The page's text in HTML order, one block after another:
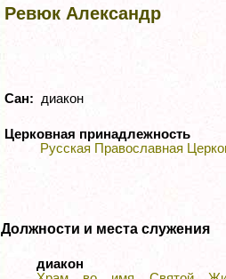
Ревюк Александр
Сан: диакон
Церковная принадлежность
Русская Православная
Должности и места служения
диакон